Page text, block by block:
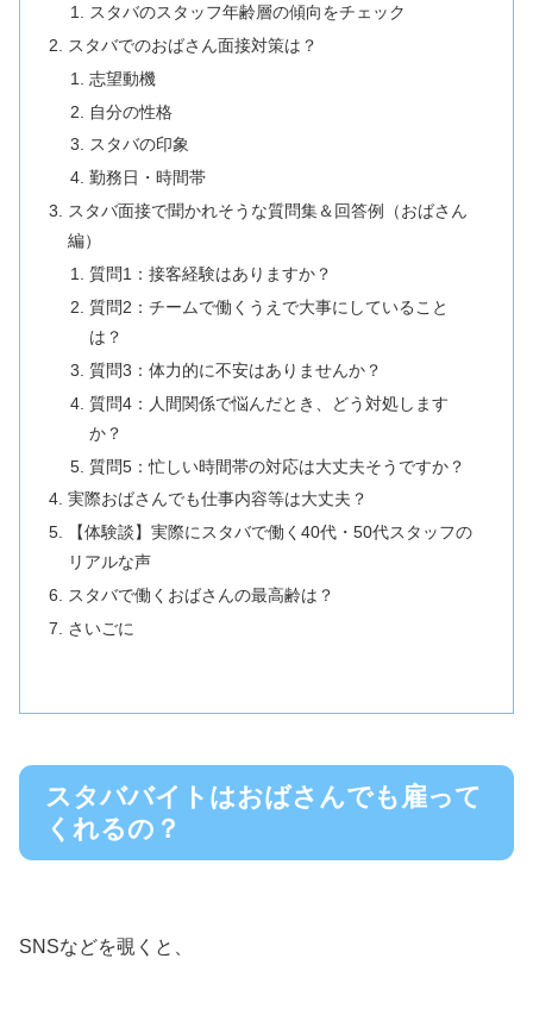
スタバのスタッフ年齢層の傾向をチェック
スタバでのおばさん面接対策は？
志望動機
自分の性格
スタバの印象
勤務日・時間帯
スタバ面接で聞かれそうな質問集＆回答例（おばさん
編）
質問1：接客経験はありますか？
質問2：チームで働くうえで大事にしていること
は？
質問3：体力的に不安はありませんか？
質問4：人間関係で悩んだとき、どう対処します
か？
質問5：忙しい時間帯の対応は大丈夫そうですか？
実際おばさんでも仕事内容等は大丈夫？
【体験談】実際にスタバで働く40代・50代スタッフの
リアルな声
スタバで働くおばさんの最高齢は？
さいごに
スタババイトはおばさんでも雇って
くれるの？
SNSなどを覗くと、